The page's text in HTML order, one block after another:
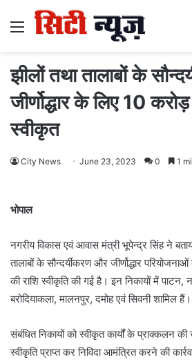
Menu
झीलों तथा तालाबों के
जीर्णोद्धार के लिए 10
स्वीकृत
City News June 23, 2023 0 1
भोपाल
नगरीय विकास एवं आवास मंत्री भूपेन्द्र सिंह ने
तालाबों के सौन्दर्यीकरण और जीर्णोद्धार
की राशि स्वीकृति की गई है। इन निकायों में पाटन,
बरोदियाकला, मालनपुर, दमोह एवं सिवनी शामिल हैं।
संबंधित निकायों को स्वीकृत कार्यों के प्राक्कलन
स्वीकृति प्राप्त कर निविदा आमंत्रित करने की